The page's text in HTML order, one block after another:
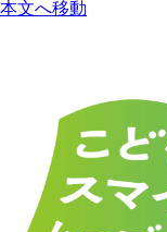
本文へ移動